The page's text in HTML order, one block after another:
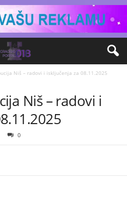
Niš – radovi i isključenja za 08.11.2025
Niš – radovi i
0